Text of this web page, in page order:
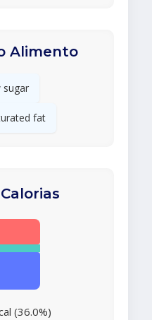
Alimento
sugar
fat
(36.0%)